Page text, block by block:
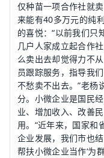
仅种苗一项合作社就
来能有40多万元的纯
的喜悦：“以前我们只
几户人家成立起合作
么卖出去却觉得力不
员跟踪服务，指导我
不愁卖不出去。”老杨
分。小微企业是国民
业、增加收入、改善
用。“近年来，国家和
企业发展，我们市也
帮扶小微企业当作‘为